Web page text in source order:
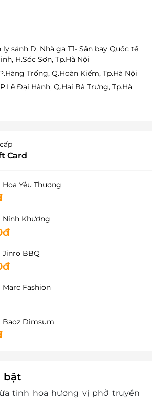
sảnh D, Nhà ga T1- Sân bay Quốc tế
H.Sóc Sơn, Tp.Hà Nội
Trống, Q.Hoàn Kiếm, Tp.Hà Nội
Đại Hành, Q.Hai Bà Trưng, Tp.Hà
Card
Yêu Thương
Ninh Khương
Jinro BBQ
Fashion
Baoz Dimsum
bật
tinh hoa hương vị phở truyền